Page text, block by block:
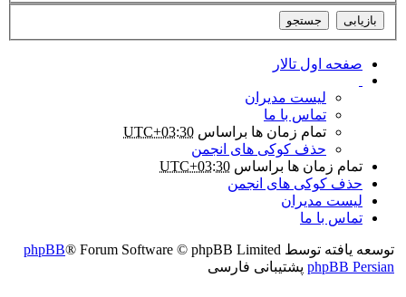
صفحه اول تالار
لیست مدیران
تماس با ما
تمام زمان ها براساس UTC+03:30
حذف کوکی های انجمن
تمام زمان ها براساس UTC+03:30
حذف کوکی های انجمن
لیست مدیران
تماس با ما
توسعه یافته توسط phpBB® Forum Software © phpBB Limited
phpBB Persian پشتیبانی فارسی